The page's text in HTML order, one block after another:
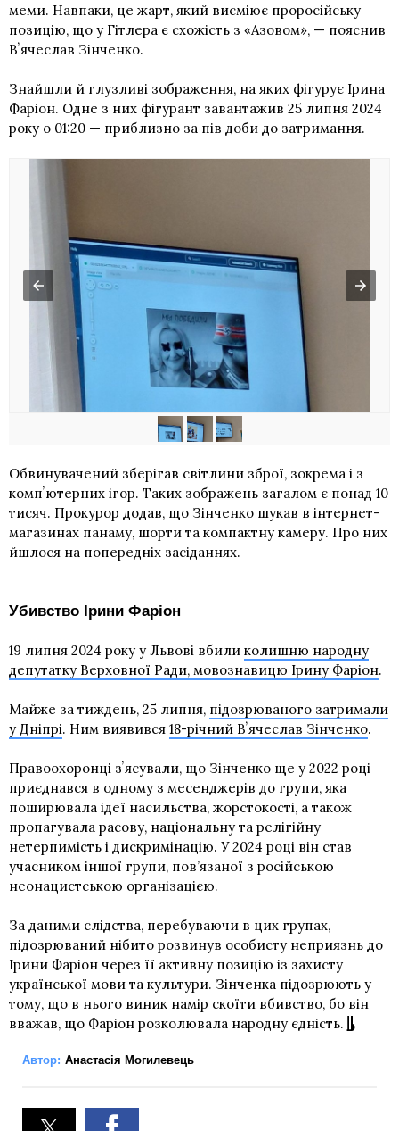
меми. Навпаки, це жарт, який висміює проросійську
позицію, що у Гітлера є схожість з «Азовом», — пояснив
Вʼячеслав Зінченко.
Знайшли й глузливі зображення, на яких фігурує Ірина
Фаріон. Одне з них фігурант завантажив 25 липня 2024
року о 01:20 — приблизно за пів доби до затримання.
Обвинувачений зберігав світлини зброї, зокрема і з
компʼютерних ігор. Таких зображень загалом є понад 10
тисяч. Прокурор додав, що Зінченко шукав в інтернет-
магазинах панаму, шорти та компактну камеру. Про них
йшлося на попередніх засіданнях.
Убивство Ірини Фаріон
19 липня 2024 року у Львові вбили колишню народну
депутатку Верховної Ради, мовознавицю Ірину Фаріон.
Майже за тиждень, 25 липня, підозрюваного затримали
у Дніпрі. Ним виявився 18-річний Вʼячеслав Зінченко.
Правоохоронці зʼясували, що Зінченко ще у 2022 році
приєднався в одному з месенджерів до групи, яка
поширювала ідеї насильства, жорстокості, а також
пропагувала расову, національну та релігійну
нетерпимість і дискримінацію. У 2024 році він став
учасником іншої групи, пов’язаної з російською
неонацистською організацією.
За даними слідства, перебуваючи в цих групах,
підозрюваний нібито розвинув особисту неприязнь до
Ірини Фаріон через її активну позицію із захисту
української мови та культури. Зінченка підозрюють у
тому, що в нього виник намір скоїти вбивство, бо він
вважав, що Фаріон розколювала народну єдність.
Автор: Анастасія Могилевець